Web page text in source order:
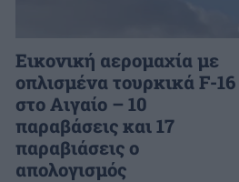
Εικονική αερομαχία με
οπλισμένα τουρκικά F-16
στο Αιγαίο – 10
παραβάσεις και 17
παραβιάσεις ο
απολογισμός